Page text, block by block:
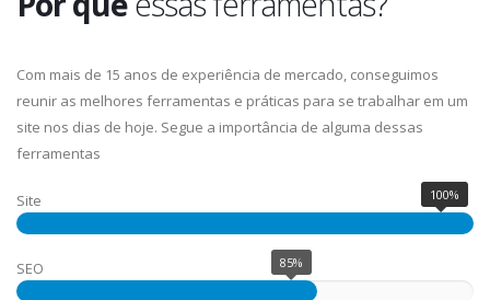
Com mais de 15 anos de experiência de mercado, conseguimos
reunir as melhores ferramentas e práticas para se trabalhar em um
site nos dias de hoje. Segue a importância de alguma dessas
ferramentas
Site 100%
SEO